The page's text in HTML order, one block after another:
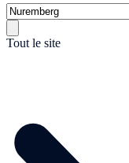
Tout le site